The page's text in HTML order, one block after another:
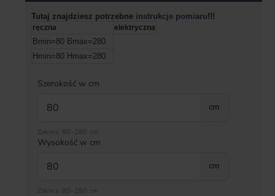
Tutaj znajdziesz potrzebne instrukcje pomiaru!!!
ręczna elektryczna
Bmin=80 Bmax=280
Hmin=80 Hmax=280
Szerokość w cm
cm
Zakres: 80–280 cm
Wysokość w cm
cm
Zakres: 80–280 cm